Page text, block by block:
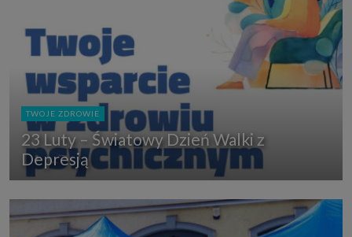
TWOJE ZDROWIE
23 Luty – Światowy Dzień Walki z
Depresją